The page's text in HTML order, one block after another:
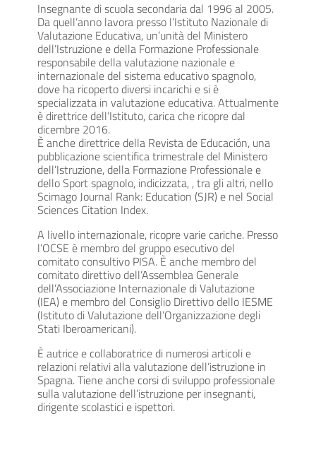
Insegnante di scuola secondaria dal 1996 al 2005.
Da quell’anno lavora presso l’Istituto Nazionale di
Valutazione Educativa, un’unità del Ministero
dell’Istruzione e della Formazione Professionale
responsabile della valutazione nazionale e
internazionale del sistema educativo spagnolo,
dove ha ricoperto diversi incarichi e si è
specializzata in valutazione educativa. Attualmente
è direttrice dell’Istituto, carica che ricopre dal
dicembre 2016.
È anche direttrice della Revista de Educación, una
pubblicazione scientifica trimestrale del Ministero
dell’Istruzione, della Formazione Professionale e
dello Sport spagnolo, indicizzata, , tra gli altri, nello
Scimago Journal Rank: Education (SJR) e nel Social
Sciences Citation Index.
A livello internazionale, ricopre varie cariche. Presso
l’OCSE è membro del gruppo esecutivo del
comitato consultivo PISA. È anche membro del
comitato direttivo dell’Assemblea Generale
dell’Associazione Internazionale di Valutazione
(IEA) e membro del Consiglio Direttivo dello IESME
(Istituto di Valutazione dell’Organizzazione degli
Stati Iberoamericani).
È autrice e collaboratrice di numerosi articoli e
relazioni relativi alla valutazione dell’istruzione in
Spagna. Tiene anche corsi di sviluppo professionale
sulla valutazione dell’istruzione per insegnanti,
dirigente scolastici e ispettori.